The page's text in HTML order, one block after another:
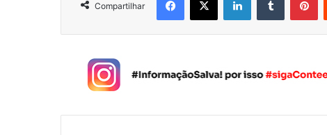
Compartilhar